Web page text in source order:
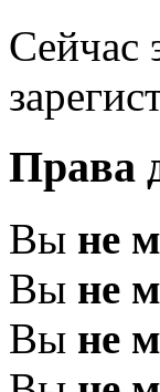
Сейчас
Права
Вы не
Вы не
Вы не